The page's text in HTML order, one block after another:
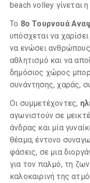
beach volley γίνεται
Το 8ο Τουρνουά
υπόσχεται να
να ενώσει
αθλητισμό και να
δημόσιος χώρος
συνάντησης, χαράς,
Οι συμμετέχοντες,
αγωνιστούν σε
άνδρας και μία
θέαμα, έντονο
φάσεις, σε μια
για τον παλμό, τη
καλοκαιρινή της